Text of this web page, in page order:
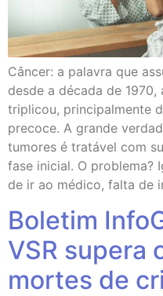
Câncer: a palavra que
desde a década de
triplicou, principalmente
precoce. A grande
tumores é tratável com
fase inicial. O problema?
de ir ao médico, falta de
Boletim
VSR supera
mortes de